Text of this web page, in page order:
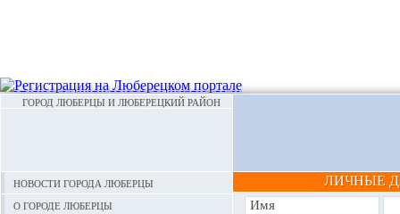
ГОРОД ЛЮБЕРЦЫ И ЛЮБЕРЕЦКИЙ РАЙОН
Новости города Люберцы
О городе Люберцы
ЛИЧНЫЕ